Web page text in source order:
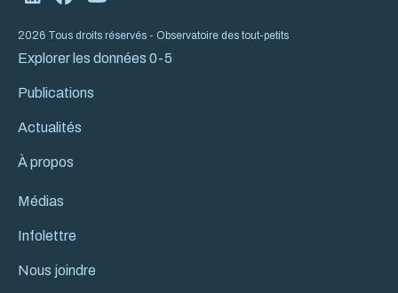
2026 Tous droits réservés - Observatoire des tout-petits
Explorer les données 0-5
Publications
Actualités
À propos
Médias
Infolettre
Nous joindre